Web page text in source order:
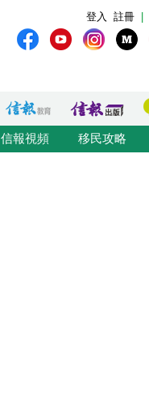
註冊
登入
信報視頻 移民攻略